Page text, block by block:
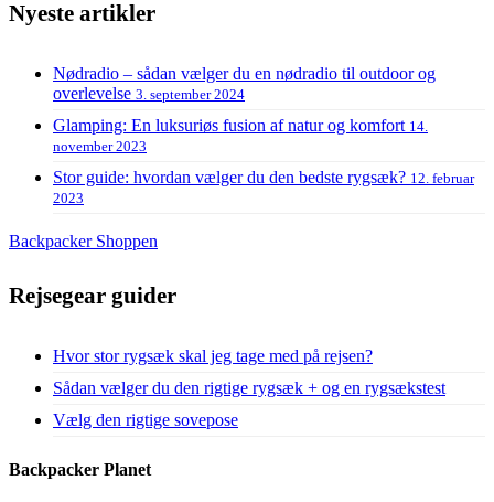
Nyeste artikler
Nødradio – sådan vælger du en nødradio til outdoor og
overlevelse 3. september 2024
Glamping: En luksuriøs fusion af natur og komfort 14.
november 2023
Stor guide: hvordan vælger du den bedste rygsæk? 12. februar
2023
Backpacker Shoppen
Rejsegear guider
Hvor stor rygsæk skal jeg tage med på rejsen?
Sådan vælger du den rigtige rygsæk + og en rygsækstest
Vælg den rigtige sovepose
Backpacker Planet